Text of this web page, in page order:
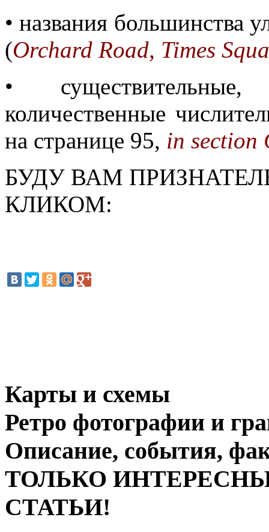
• названия большинства
(Orchard Road, Times
•
количественные
на странице 95, in section
БУДУ ВАМ
КЛИКОМ:
Карты и схемы
Ретро фотографии и
Описание, события,
ТОЛЬКО
СТАТЬИ!